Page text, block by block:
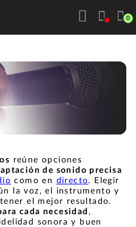
0
reúne opciones
de sonido precisa
como en directo. Elegir
la voz, el instrumento y
el mejor resultado.
cada necesidad ,
sonora y buen